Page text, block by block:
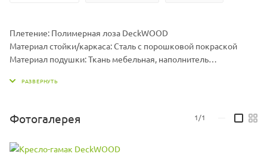
Плетение: Полимерная лоза DeckWOOD
Материал стойки/каркаса: Сталь с порошковой покраской
Материал подушки: Ткань мебельная, наполнитель
Размер гамака ДхШхВ, мм: 960 х 1300 х 710
Вес стойки, кг: 19,5
Цвет подушек может меняться
Фотогалерея 1/1